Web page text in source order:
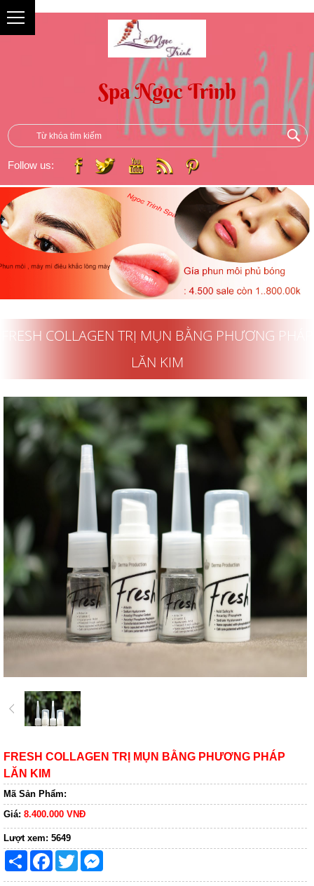
Follow us:
FRESH COLLAGEN TRỊ MỤN BẰNG PHƯƠNG PHÁP
LĂN KIM
FRESH COLLAGEN TRỊ MỤN BẰNG PHƯƠNG PHÁP
LĂN KIM
Mã Sản Phẩm:
Giá: 8.400.000 VNĐ
Lượt xem: 5649
Share Facebook
Twitter